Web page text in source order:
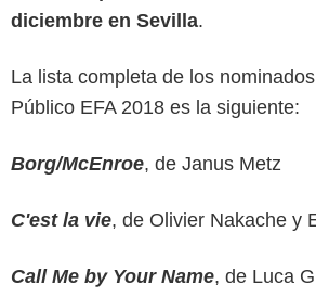
diciembre en Sevilla.
La lista completa de los
Público EFA 2018 es la siguiente:
Borg/McEnroe, de Janus Metz
C'est la vie, de Olivier Nakache y
Call Me by Your Name, de Luca